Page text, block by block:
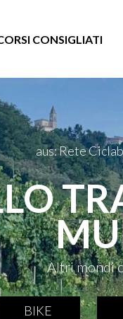
CONSIGLIATI
aus: Rete
Altri mondi
BIKE